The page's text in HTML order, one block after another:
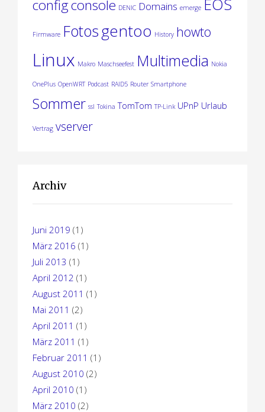
configconsole DENIC Domains emerge
Firmware Fotosgentoo History howto
Linux Makro Maschseefest Multimedia Nokia
OnePlus OpenWRT Podcast RAID5 Router Smartphone
Sommer ssl Tokina TomTom TP-Link UPnP Urlaub
Vertrag vserver
Archiv
Juni 2019 (1)
März 2016 (1)
Juli 2013 (1)
April 2012 (1)
August 2011 (1)
Mai 2011 (2)
April 2011 (1)
März 2011 (1)
Februar 2011 (1)
August 2010 (2)
April 2010 (1)
März 2010 (2)